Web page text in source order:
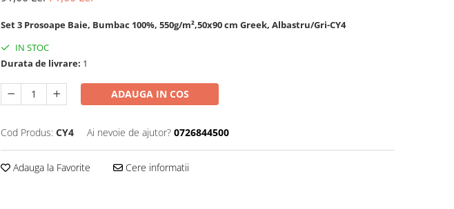
Set 3 Prosoape Baie, Bumbac 100%, 550g/m²,50x90 cm Greek, Albastru/Gri-CY4
IN STOC
Durata de livrare: 1
ADAUGA IN COS
Cod Produs: CY4 Ai nevoie de ajutor? 0726844500
Adauga la Favorite Cere informatii